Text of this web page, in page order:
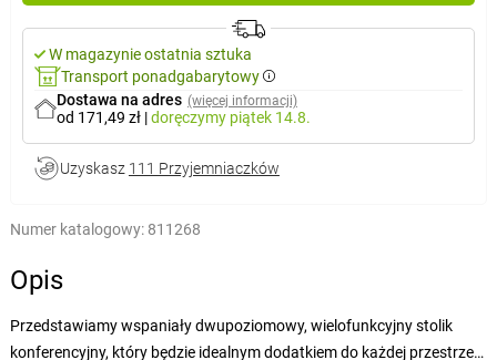
W magazynie ostatnia sztuka
Transport ponadgabarytowy
Dostawa na adres (więcej informacji)
od 171,49 zł |doręczymy piątek 14.8.
Uzyskasz 111 Przyjemniaczków
Numer katalogowy: 811268
Opis
Przedstawiamy wspaniały dwupoziomowy, wielofunkcyjny stolik
konferencyjny, który będzie idealnym dodatkiem do każdej przestrzeni